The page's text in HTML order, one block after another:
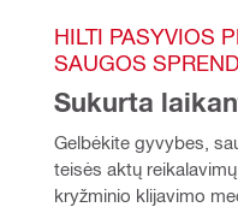
HILTI PASYVIOS
SAUGOS
Sukurta
Gelbėkite gyvybes,
teisės aktų
kryžminio klijavimo